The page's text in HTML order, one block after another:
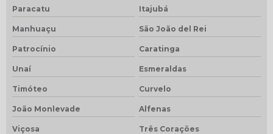
Paracatu Itajubá
Manhuaçu São João del Rei
Patrocínio Caratinga
Unaí Esmeraldas
Timóteo Curvelo
João Monlevade Alfenas
Viçosa Três Corações